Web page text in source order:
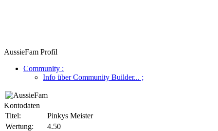
AussieFam Profil
Community :
Info über Community Builder... ;
Kontodaten
Titel:
Pinkys Meister
Wertung:
4.50